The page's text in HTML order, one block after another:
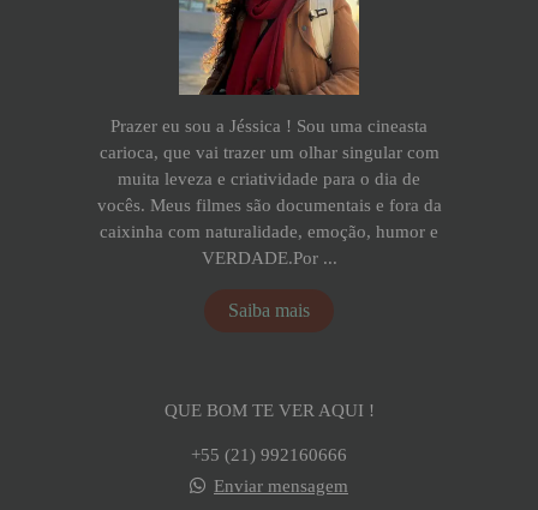
Prazer eu sou a Jéssica ! Sou uma cineasta
carioca, que vai trazer um olhar singular com
muita leveza e criatividade para o dia de
vocês. Meus filmes são documentais e fora da
caixinha com naturalidade, emoção, humor e
VERDADE.Por ...
Saiba mais
QUE BOM TE VER AQUI !
+55 (21) 992160666
Enviar mensagem